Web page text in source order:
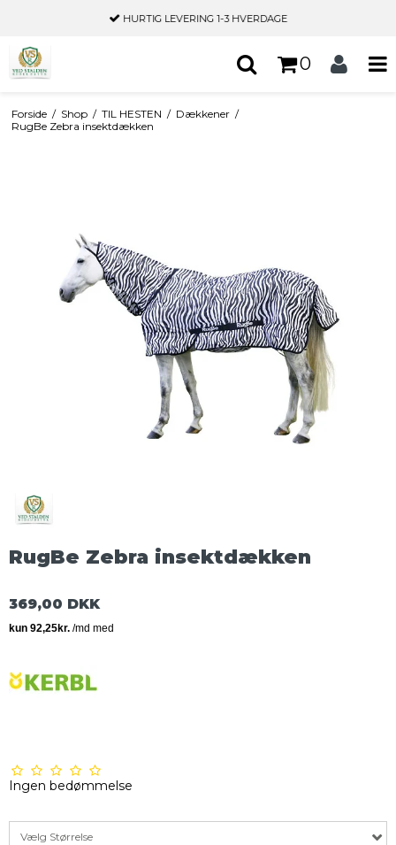
HURTIG LEVERING 1-3 HVERDAGE
0
Forside / Shop / TIL HESTEN / Dækkener /
RugBe Zebra insektdækken
RugBe Zebra insektdækken
369,00 DKK
Ingen bedømmelse
Vælg Størrelse